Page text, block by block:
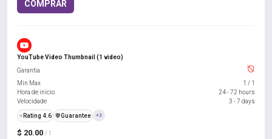
COMPRAR
YouTube Video Thumbnail (1 video)
$ 20.00 / 1
Garantia
Min Max
1 / 1
Hora de início
24 - 72 hours
Velocidade
3 - 7 days
⭐ Rating 4.6 ️🛡️Guarantee +2